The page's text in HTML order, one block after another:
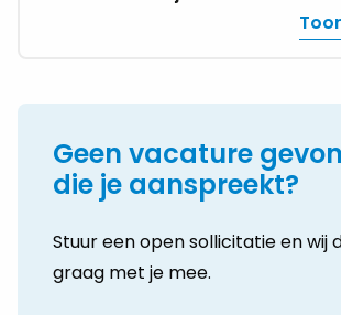
afwisselende functie waarin jouw
Geen vacature
die je aanspreekt?
Stuur een open sollicitatie en wij
graag met je mee.